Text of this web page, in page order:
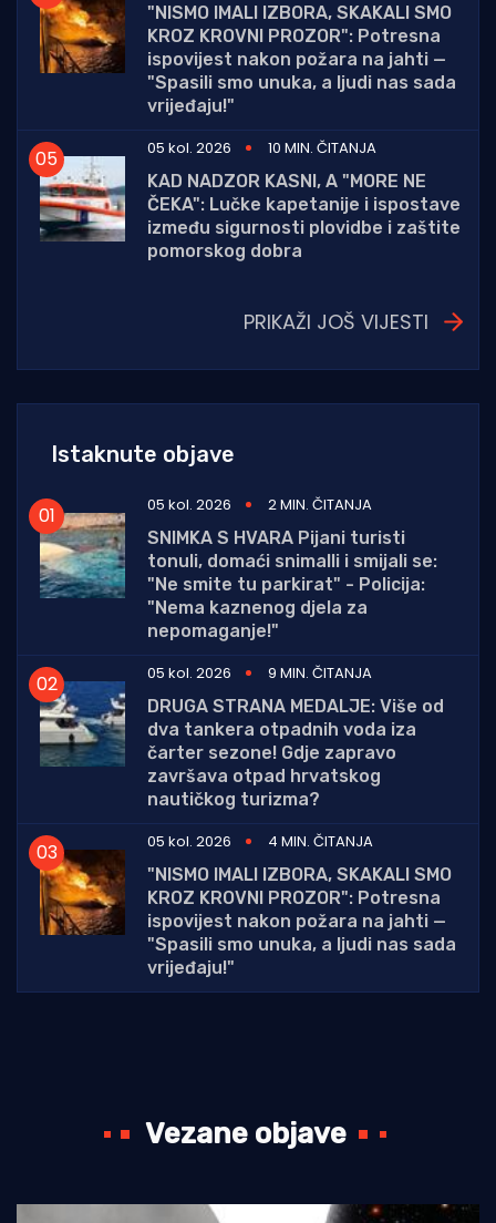
"NISMO IMALI IZBORA, SKAKALI SMO
KROZ KROVNI PROZOR": Potresna
ispovijest nakon požara na jahti —
"Spasili smo unuka, a ljudi nas sada
vrijeđaju!"
05 kol. 2026
10 MIN. ČITANJA
KAD NADZOR KASNI, A "MORE NE
ČEKA": Lučke kapetanije i ispostave
između sigurnosti plovidbe i zaštite
pomorskog dobra
PRIKAŽI JOŠ VIJESTI
Istaknute objave
05 kol. 2026
2 MIN. ČITANJA
SNIMKA S HVARA Pijani turisti
tonuli, domaći snimalli i smijali se:
"Ne smite tu parkirat" - Policija:
"Nema kaznenog djela za
nepomaganje!"
05 kol. 2026
9 MIN. ČITANJA
DRUGA STRANA MEDALJE: Više od
dva tankera otpadnih voda iza
čarter sezone! Gdje zapravo
završava otpad hrvatskog
nautičkog turizma?
05 kol. 2026
4 MIN. ČITANJA
"NISMO IMALI IZBORA, SKAKALI SMO
KROZ KROVNI PROZOR": Potresna
ispovijest nakon požara na jahti —
"Spasili smo unuka, a ljudi nas sada
vrijeđaju!"
Vezane objave